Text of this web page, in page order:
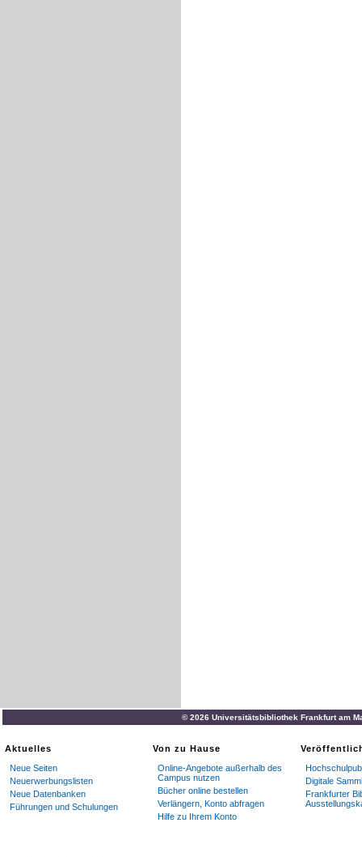
© 2026 Universitätsbibliothek Frankfurt am
Aktuelles
Neue Seiten
Neuerwerbungslisten
Neue Datenbanken
Führungen und Schulungen
Von zu Hause
Online-Angebote außerhalb des
Campus nutzen
Bücher online bestellen
Verlängern, Konto abfragen
Hilfe zu Ihrem Konto
Digitale
Frankfurter